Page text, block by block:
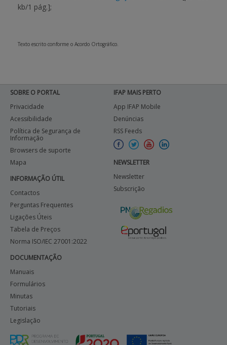
kb/1 pág.];
Texto escrito conforme o Acordo Ortográfico.
SOBRE O PORTAL
Privacidade
Acessibilidade
Política de Segurança de
Informação
Browsers de suporte
Mapa
INFORMAÇÃO ÚTIL
Contactos
Perguntas Frequentes
Ligações Úteis
Tabela de Preços
Norma ISO/IEC 27001:2022
DOCUMENTAÇÃO
Manuais
Formulários
Minutas
Tutoriais
Legislação
IFAP MAIS PERTO
App IFAP Mobile
Denúncias
RSS Feeds
NEWSLETTER
Newsletter
Subscrição